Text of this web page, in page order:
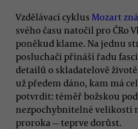
Vzdělávací cyklus Mozart
svého času natočil pro ČRo
poněkud klame. Na jednu
posluchači přináší řadu
detailů o skladatelově
už předem dáno, kam má
potvrdit: téměř božskou
nezpochybnitelné velikosti
proroka — teprve dorůst.